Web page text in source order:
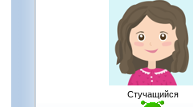
Стучащийся